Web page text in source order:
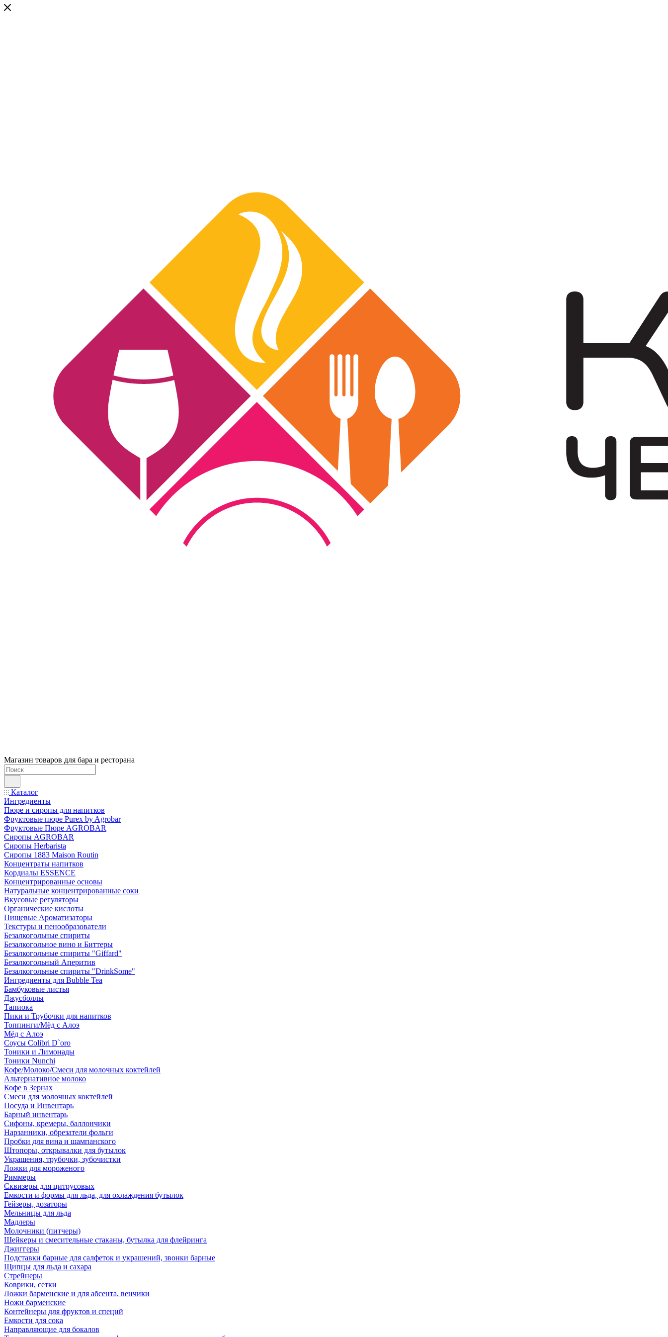
Магазин товаров для бара и ресторана
Каталог
Ингредиенты
Пюре и сиропы для напитков
Фруктовые пюре Purex by Agrobar
Фруктовые Пюре AGROBAR
Сиропы AGROBAR
Сиропы Herbarista
Сиропы 1883 Maison Routin
Концентраты напитков
Кордиалы ESSENCE
Концентрированные основы
Натуральные концентрированные соки
Вкусовые регуляторы
Органические кислоты
Пищевые Ароматизаторы
Текстуры и пенообразователи
Безалкогольные спириты
Безалкогольное вино и Биттеры
Безалкогольные спириты "Giffard"
Безалкогольный Аперитив
Безалкогольные спириты "DrinkSome"
Ингредиенты для Bubble Tea
Бамбуковые листья
Джусболлы
Тапиока
Пики и Трубочки для напитков
Топпинги/Мёд с Алоэ
Мёд с Алоэ
Соусы Colibri D`oro
Тоники и Лимонады
Тоники Nunchi
Кофе/Молоко/Смеси для молочных коктейлей
Альтернативное молоко
Кофе в Зернах
Смеси для молочных коктейлей
Посуда и Инвентарь
Барный инвентарь
Сифоны, кремеры, баллончики
Нарзанники, обрезатели фольги
Пробки для вина и шампанского
Штопоры, открывалки для бутылок
Украшения, трубочки, зубочистки
Ложки для мороженого
Риммеры
Сквизеры для цитрусовых
Емкости и формы для льда, для охлаждения бутылок
Гейзеры, дозаторы
Мельницы для льда
Мадлеры
Молочники (питчеры)
Шейкеры и смесительные стаканы, бутылка для флейринга
Джиггеры
Подставки барные для салфеток и украшений, звонки барные
Щипцы для льда и сахара
Стрейнеры
Коврики, сетки
Ложки барменские и для абсента, венчики
Ножи барменские
Контейнеры для фруктов и специй
Емкости для сока
Направляющие для бокалов